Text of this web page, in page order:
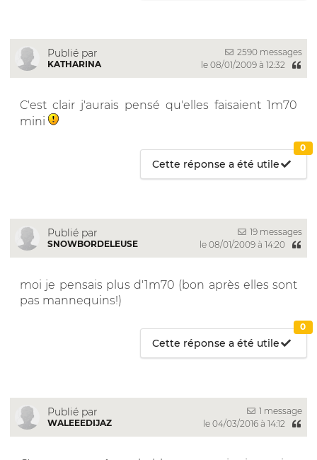
Publié par
KATHARINA
2590 messages
le 08/01/2009 à 12:32
C'est clair j'aurais pensé qu'elles faisaient 1m70
mini
Cette réponse a été utile
0
Publié par
SNOWBORDELEUSE
19 messages
le 08/01/2009 à 14:20
moi je pensais plus d'1m70 (bon après elles sont
pas mannequins!)
Cette réponse a été utile
0
Publié par
WALEEEDIJAZ
1 message
le 04/03/2016 à 14:12